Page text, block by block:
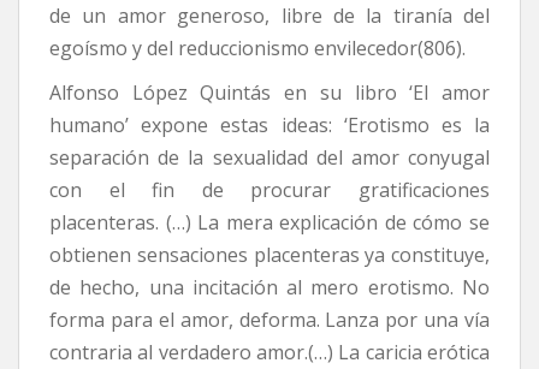
de un amor generoso, libre de la tiranía del
egoísmo y del reduccionismo envilecedor(806).
Alfonso López Quintás en su libro ‘El amor
humano’ expone estas ideas: ‘Erotismo es la
separación de la sexualidad del amor conyugal
con el fin de procurar gratificaciones
placenteras. (…) La mera explicación de cómo se
obtienen sensaciones placenteras ya constituye,
de hecho, una incitación al mero erotismo. No
forma para el amor, deforma. Lanza por una vía
contraria al verdadero amor.(…) La caricia erótica